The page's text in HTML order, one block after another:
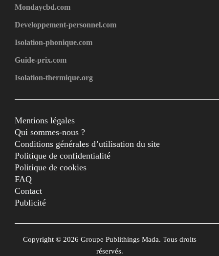
Mondaycbd.com
Developpement-personnel.com
Isolation-phonique.com
Guide-prix.com
Isolation-thermique.org
Mentions légales
Qui sommes-nous ?
Conditions générales d’utilisation du site
Politique de confidentialité
Politique de cookies
FAQ
Contact
Publicité
Copyright © 2026 Groupe Publithings Mada. Tous droits
réservés.